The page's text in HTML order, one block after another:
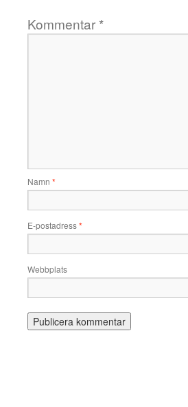
Kommentar *
Namn *
E-postadress*
Webbplats